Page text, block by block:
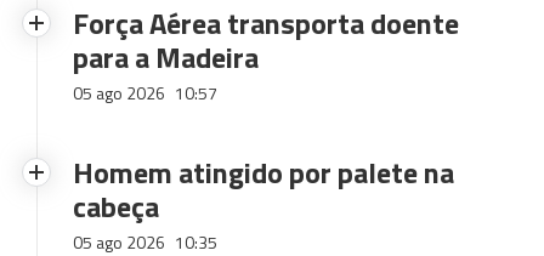
Força Aérea transporta doente
para a Madeira
05 ago 2026 10:57
Homem atingido por palete na
cabeça
05 ago 2026 10:35